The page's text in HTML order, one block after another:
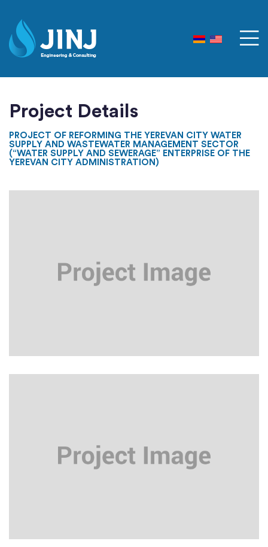
Project Details
PROJECT OF REFORMING THE YEREVAN CITY WATER
SUPPLY AND WASTEWATER MANAGEMENT SECTOR
(“WATER SUPPLY AND SEWERAGE” ENTERPRISE OF THE
YEREVAN CITY ADMINISTRATION)